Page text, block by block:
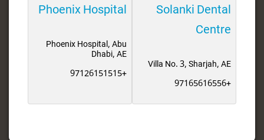
Solanki Dental
Centre
Villa No. 3, Sharjah, AE
+97165616556
Phoenix Hospital
Phoenix Hospital, Abu
Dhabi, AE
+97126151515